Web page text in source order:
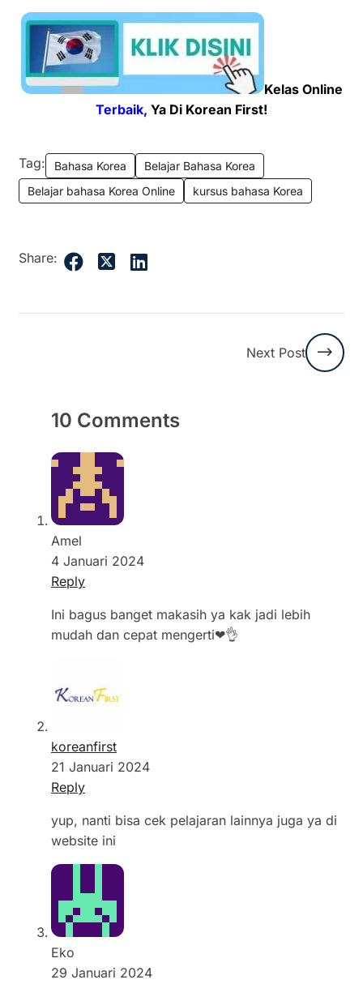
Kelas Online
Terbaik, Ya Di Korean First!
Tag: Bahasa Korea
Belajar Bahasa Korea
Belajar bahasa Korea Online
kursus bahasa Korea
Share:
Next Post
10 Comments
Amel
4 Januari 2024
Reply
Ini bagus banget makasih ya kak jadi lebih
mudah dan cepat mengerti❤👌
koreanfirst
21 Januari 2024
Reply
yup, nanti bisa cek pelajaran lainnya juga ya di
website ini
Eko
29 Januari 2024